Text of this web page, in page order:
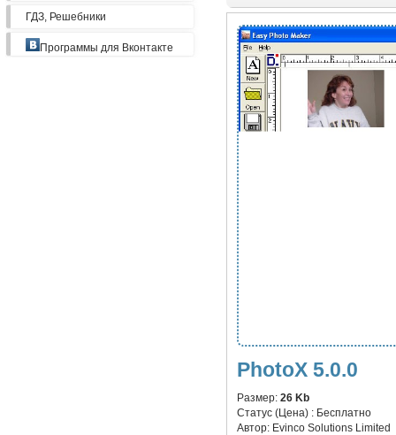
ГДЗ, Решебники
Программы для Вконтакте
PhotoX 5.0.0
Размер:26 Kb
Статус (Цена) : Бесплатно
Автор: Evinco Solutions Limited